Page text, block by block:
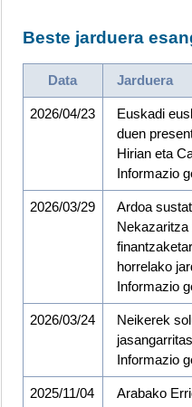
Beste jarduera
Data Jarduera
2026/04/23
Euskadi
duen
Hirian eta
Informazio
2026/03/29
Ardoa
Nekazaritza
horrelako
Informazio
2026/03/24
Neikerek
Informazio
2025/11/04
Arabako